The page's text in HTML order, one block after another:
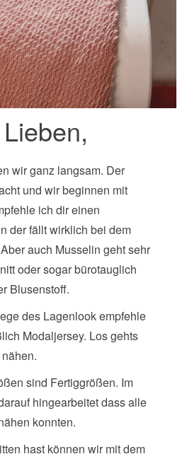
wir ganz langsam. Der
und wir beginnen mit
ich dir einen
der fällt wirklich bei dem
auch Musselin geht sehr
oder sogar bürotauglich
Blusenstoff.
des Lagenlook empfehle
Modaljersey. Los gehts
sind Fertiggrößen. Im
hingearbeitet dass alle
konnten.
hast können wir mit dem